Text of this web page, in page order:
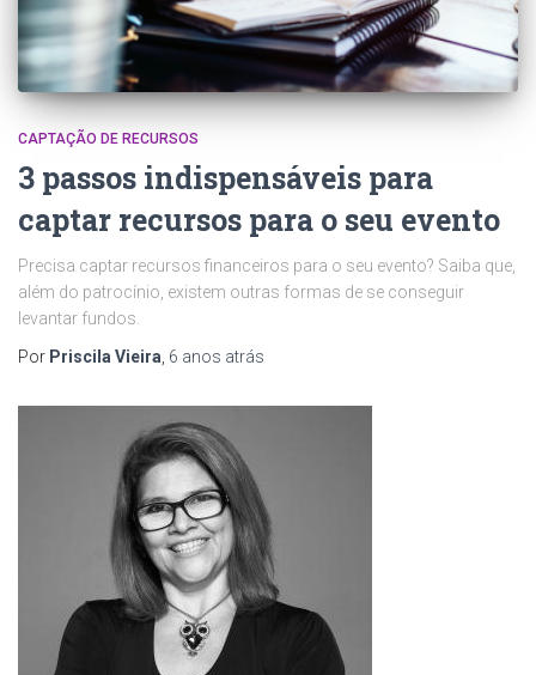
CAPTAÇÃO DE RECURSOS
3 passos indispensáveis para
captar recursos para o seu evento
Precisa captar recursos financeiros para o seu evento? Saiba que,
além do patrocínio, existem outras formas de se conseguir
levantar fundos.
Por Priscila Vieira 6 anos atrás